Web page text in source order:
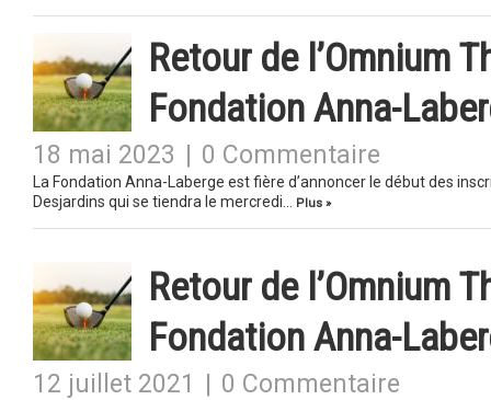
Retour de l’Omnium
Fondation Anna-
18 mai 2023 0 Commentaire
La Fondation Anna-Laberge est fière d’annoncer le début des
Desjardins qui se tiendra le mercredi…
Plus »
Retour de l’Omnium
Fondation Anna-
12 juillet 2021 0 Commentaire